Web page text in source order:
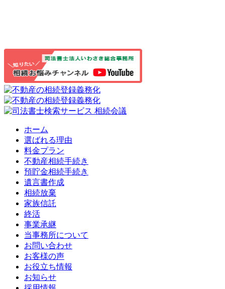
ホーム
選ばれる理由
料金プラン
不動産相続手続き
預貯金相続手続き
遺言書作成
相続放棄
家族信託
終活
事業承継
当事務所について
お問い合わせ
お客様の声
お役立ち情報
お知らせ